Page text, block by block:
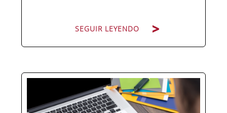
SEGUIR LEYENDO
Hay personas que ocupan puestos de
dirección y hay personas que lideran.
La diferencia no está en el cargo ni en